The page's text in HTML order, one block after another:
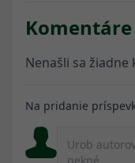
Nenašli sa
Na pridanie